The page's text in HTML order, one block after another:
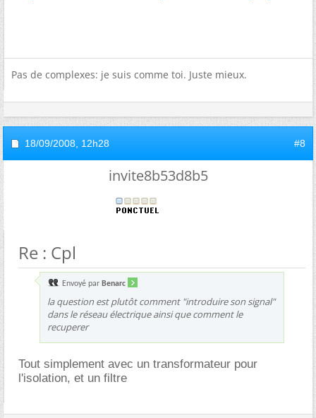
Pas de complexes: je suis comme toi. Juste mieux.
18/09/2008, 12h28 #8
invite8b53d8b5
Re : Cpl
Envoyé par Benarc
la question est plutôt comment "introduire son signal"
dans le réseau électrique ainsi que comment le
recuperer
Tout simplement avec un transformateur pour
l'isolation, et un filtre